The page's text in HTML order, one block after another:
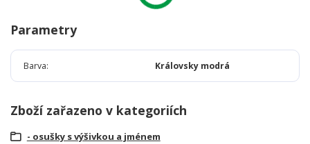
Parametry
Barva Královsky modrá
Zboží zařazeno v kategoriích
- osušky s výšivkou a jménem